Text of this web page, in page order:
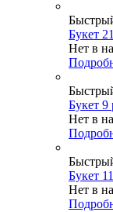
Букет
Нет в
Букет 9
Нет в
Букет
Нет в